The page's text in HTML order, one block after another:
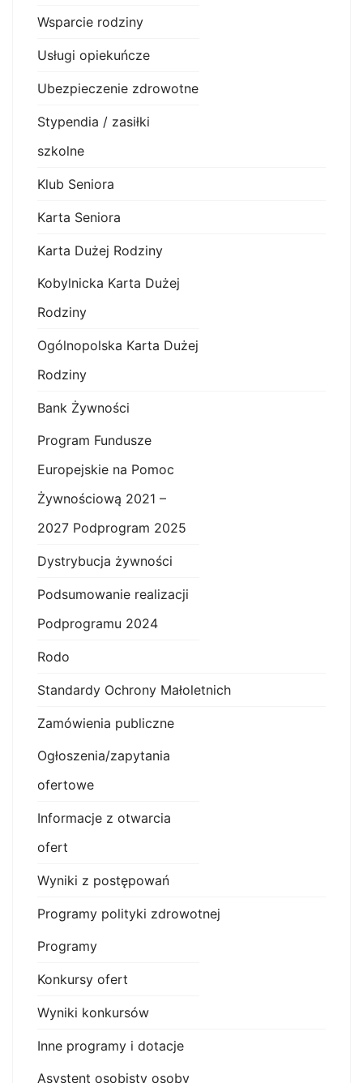
Wsparcie rodziny
Usługi opiekuńcze
Ubezpieczenie zdrowotne
Stypendia / zasiłki
szkolne
Klub Seniora
Karta Seniora
Karta Dużej Rodziny
Kobylnicka Karta Dużej
Rodziny
Ogólnopolska Karta Dużej
Rodziny
Bank Żywności
Program Fundusze
Europejskie na Pomoc
Żywnościową 2021 –
2027 Podprogram 2025
Dystrybucja żywności
Podsumowanie realizacji
Podprogramu 2024
Rodo
Standardy Ochrony Małoletnich
Zamówienia publiczne
Ogłoszenia/zapytania
ofertowe
Informacje z otwarcia
ofert
Wyniki z postępowań
Programy polityki zdrowotnej
Programy
Konkursy ofert
Wyniki konkursów
Inne programy i dotacje
Asystent osobisty osoby